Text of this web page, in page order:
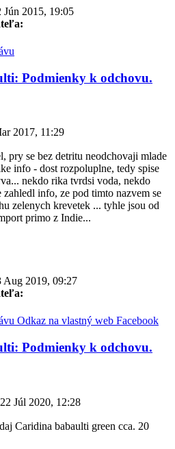
Jún 2015, 19:05
Podmienky k odchovu.
2017, 11:29
pry se bez detritu neodchovaji mlade
info - dost rozpoluplne, tedy spise
nekdo rika tvrdsi voda, nekdo
info, ze pod timto nazvem se
zelenych krevetek ... tyhle jsou od
primo z Indie...
Aug 2019, 09:27
Odkaz na vlastný web Facebook
Podmienky k odchovu.
22 Júl 2020, 12:28
Caridina babaulti green cca. 20